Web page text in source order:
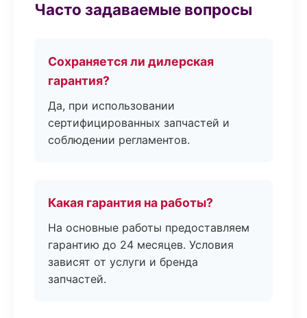
Часто задаваемые вопросы
Сохраняется ли дилерская
гарантия?
Да, при использовании
сертифицированных запчастей и
соблюдении регламентов.
Какая гарантия на работы?
На основные работы предоставляем
гарантию до 24 месяцев. Условия
зависят от услуги и бренда
запчастей.